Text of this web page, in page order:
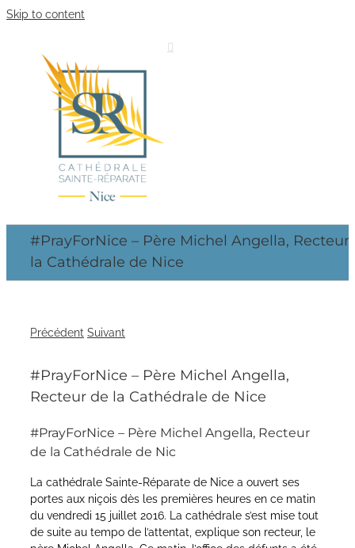
Skip to content
#PrayForNice – Père Michel Angella, Recteur
la Cathédrale de Nice
Précédent Suivant
#PrayForNice – Père Michel Angella,
Recteur de la Cathédrale de Nice
#PrayForNice – Père Michel Angella, Recteur
de la Cathédrale de Nic
La cathédrale Sainte-Réparate de Nice a ouvert ses
portes aux niçois dès les premières heures en ce matin
du vendredi 15 juillet 2016. La cathédrale s’est mise tout
de suite au tempo de l’attentat, explique son recteur, le